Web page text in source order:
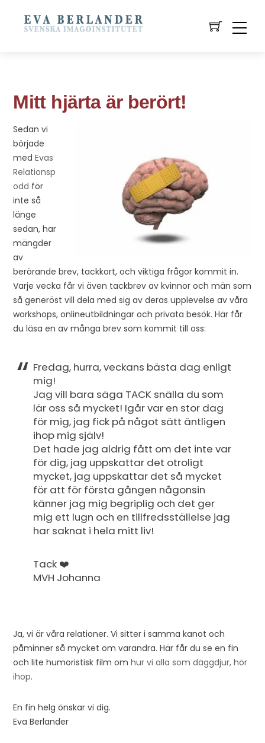
Mitt hjärta är berört!
Sedan vi
började
medEvas
Relationsp
odd för
inte så
länge
sedan, har
mängder
av
berörande brev, tackkort, och viktiga frågor kommit in.
Varje vecka får vi även tackbrev av kvinnor och män som
så generöst vill dela med sig av deras upplevelse av våra
workshops, onlineutbildningar och privata besök. Här får
du läsa en av många brev som kommit till oss:
Fredag, hurra, veckans bästa dag enligt
mig!
Jag vill bara säga TACK snälla du som
lär oss så mycket! Igår var en stor dag
för mig, jag fick på något sätt äntligen
ihop mig själv!
Det hade jag aldrig fått om det inte var
för dig, jag uppskattar det otroligt
mycket, jag uppskattar det så mycket
för att för första gången någonsin
känner jag mig begriplig och det ger
mig ett lugn och en tillfredsställelse jag
har saknat i hela mitt liv!
Tack ❤️
MVH Johanna
Ja, vi är våra relationer. Vi sitter i samma kanot och
påminner så mycket om varandra. Här får du se en fin
och lite humoristisk film omhur vi alla som däggdjur, hör
ihop.
En fin helg önskar vi dig.
Eva Berlander